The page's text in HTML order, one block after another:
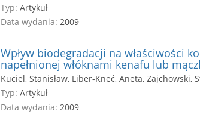
Typ: Artykuł
Data wydania: 2009
Wpływ biodegradacji na właściwości
napełnionej włóknami kenafu lub
Kuciel, Stanisław, Liber-Kneć, Aneta, Zajchowski,
Typ: Artykuł
Data wydania: 2009